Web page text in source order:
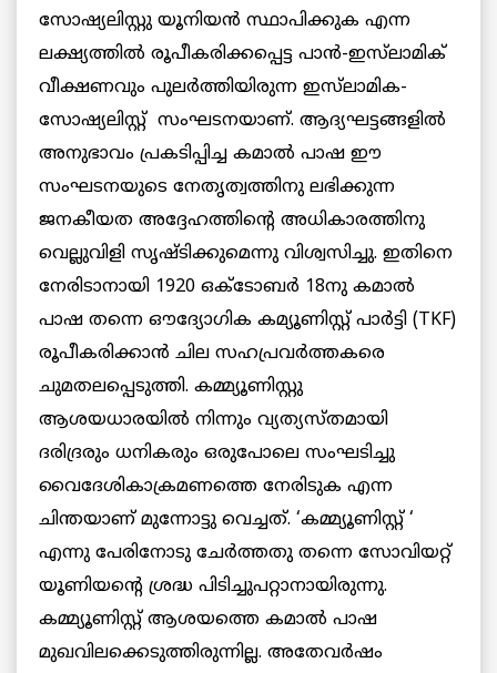
സോഷ്യലിസ്റ്റു യൂനിയൻ സ്ഥാപിക്കുക എന്ന
ലക്ഷ്യത്തിൽ രൂപീകരിക്കപ്പെട്ട പാൻ-ഇസ്‌ലാമിക്
വീക്ഷണവും പുലർത്തിയിരുന്ന ഇസ്‌ലാമിക-
സോഷ്യലിസ്റ്റ് സംഘടനയാണ്. ആദ്യഘട്ടങ്ങളിൽ
അനുഭാവം പ്രകടിപ്പിച്ച കമാൽ പാഷ ഈ
സംഘടനയുടെ നേതൃത്വത്തിനു ലഭിക്കുന്ന
ജനകീയത അദ്ദേഹത്തിൻ്റെ അധികാരത്തിനു
വെല്ലുവിളി സൃഷ്ടിക്കുമെന്നു വിശ്വസിച്ചു. ഇതിനെ
നേരിടാനായി 1920 ഒക്ടോബർ 18നു കമാൽ
പാഷ തന്നെ ഔദ്യോഗിക കമ്യൂണിസ്റ്റ് പാർട്ടി (TKF)
രൂപീകരിക്കാൻ ചില സഹപ്രവർത്തകരെ
ചുമതലപ്പെടുത്തി. കമ്മ്യൂണിസ്റ്റു
ആശയധാരയിൽ നിന്നും വ്യത്യസ്തമായി
ദരിദ്രരും ധനികരും ഒരുപോലെ സംഘടിച്ചു
വൈദേശികാക്രമണത്തെ നേരിടുക എന്ന
ചിന്തയാണ് മുന്നോട്ടു വെച്ചത്. ‘കമ്മ്യൂണിസ്റ്റ് ‘
എന്നു പേരിനോടു ചേർത്തതു തന്നെ സോവിയറ്റ്
യൂണിയൻ്റെ ശ്രദ്ധ പിടിച്ചുപറ്റാനായിരുന്നു.
കമ്മ്യൂണിസ്റ്റ് ആശയത്തെ കമാൽ പാഷ
മുഖവിലക്കെടുത്തിരുന്നില്ല. അതേവർഷം